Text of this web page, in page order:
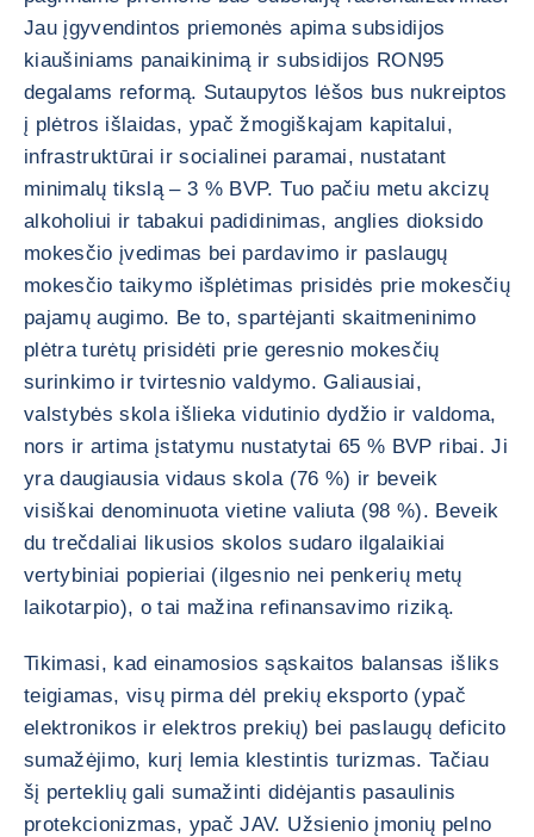
Jau įgyvendintos priemonės apima subsidijos
kiaušiniams panaikinimą ir subsidijos RON95
degalams reformą. Sutaupytos lėšos bus nukreiptos
į plėtros išlaidas, ypač žmogiškajam kapitalui,
infrastruktūrai ir socialinei paramai, nustatant
minimalų tikslą – 3 % BVP. Tuo pačiu metu akcizų
alkoholiui ir tabakui padidinimas, anglies dioksido
mokesčio įvedimas bei pardavimo ir paslaugų
mokesčio taikymo išplėtimas prisidės prie mokesčių
pajamų augimo. Be to, spartėjanti skaitmeninimo
plėtra turėtų prisidėti prie geresnio mokesčių
surinkimo ir tvirtesnio valdymo. Galiausiai,
valstybės skola išlieka vidutinio dydžio ir valdoma,
nors ir artima įstatymu nustatytai 65 % BVP ribai. Ji
yra daugiausia vidaus skola (76 %) ir beveik
visiškai denominuota vietine valiuta (98 %). Beveik
du trečdaliai likusios skolos sudaro ilgalaikiai
vertybiniai popieriai (ilgesnio nei penkerių metų
laikotarpio), o tai mažina refinansavimo riziką.
Tikimasi, kad einamosios sąskaitos balansas išliks
teigiamas, visų pirma dėl prekių eksporto (ypač
elektronikos ir elektros prekių) bei paslaugų deficito
sumažėjimo, kurį lemia klestintis turizmas. Tačiau
šį perteklių gali sumažinti didėjantis pasaulinis
protekcionizmas, ypač JAV. Užsienio įmonių pelno